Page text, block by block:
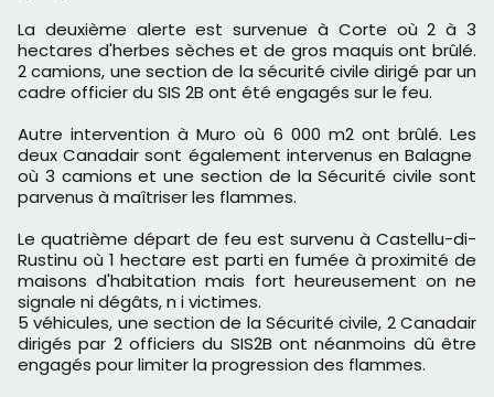
La deuxième alerte est survenue à Corte où 2 à 3
hectares d'herbes sèches et de gros maquis ont brûlé.
2 camions, une section de la sécurité civile dirigé par un
cadre officier du SIS 2B ont été engagés sur le feu.
Autre intervention à Muro où 6 000 m2 ont brûlé. Les
deux Canadair sont également intervenus en Balagne
où 3 camions et une section de la Sécurité civile sont
parvenus à maîtriser les flammes.
Le quatrième départ de feu est survenu à Castellu-di-
Rustinu où 1 hectare est parti en fumée à proximité de
maisons d'habitation mais fort heureusement on ne
signale ni dégâts, n i victimes.
5 véhicules, une section de la Sécurité civile, 2 Canadair
dirigés par 2 officiers du SIS2B ont néanmoins dû être
engagés pour limiter la progression des flammes.